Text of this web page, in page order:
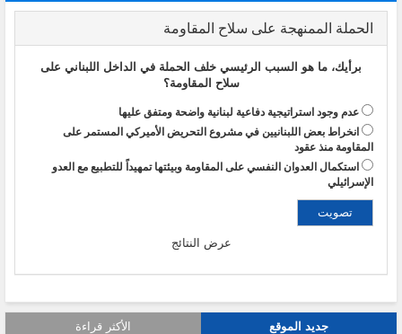
الحملة الممنهجة على سلاح المقاومة
برأيك، ما هو السبب الرئيسي خلف الحملة في الداخل اللبناني على
سلاح المقاومة؟
عدم وجود استراتيجية دفاعية لبنانية واضحة ومتفق عليها
انخراط بعض اللبنانيين في مشروع التحريض الأميركي المستمر على
المقاومة منذ عقود
استكمال العدوان النفسي على المقاومة وبيئتها تمهيداً للتطبيع مع العدو
الإسرائيلي
عرض النتائج
جديد الموقع الأكثر قراءة